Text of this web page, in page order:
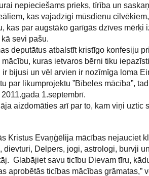
nepieciešams prieks, tīrība un
kas vajadzīgi mūsdienu
kas par augstāko garīgās dzīves mērķi
sevi pašu.
deputātus atbalstīt kristīgo konfesiju
kuras ietvaros bērni tiku
bijusi un vēl arvien ir nozīmīga loma
par likumprojektu ”Bībeles mācība”,
1.septembrī.
aizdomāties arī par to, kam viņi uztic
Kristus Evaņģēlija mācības nejauciet
dievturi, Delpers, jogi, astrologi, burvji
Glabājiet savu ticību Dievam tīru,
aprobētās ticības mācības grāmatas,”